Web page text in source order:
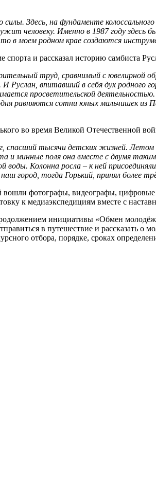
Здесь, на фундаменте
человеку. Именно в 1987 году здесь
в моем родном крае создаются
и рассказал историю самбиста
труд, сравнимый с ювелирной
впитавший в себя дух родного
просветительской
равняются сотни юных мальчишек из
во время Великой Отечественной
тысячи детских жизней.
и минные поля она вместе с двумя
Колонна росла – к ней
город, тогда Горький, принял более
вошли фотографы, видеографы,
к медиаэкспедициям вместе с
инициативы «Обмен
в путешествие и рассказать
отбора, порядке, сроках